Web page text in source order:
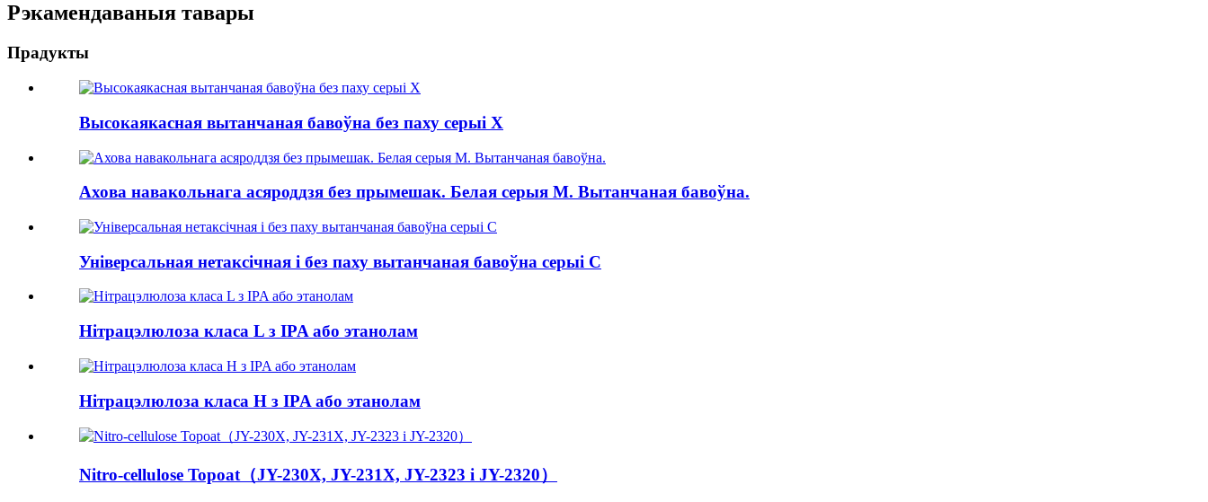
Рэкамендаваныя тавары
Прадукты
Высокаякасная вытанчаная бавоўна без паху серыі X
Ахова навакольнага асяроддзя без прымешак. Белая серыя M. Вытанчаная бавоўна.
Універсальная нетаксічная і без паху вытанчаная бавоўна серыі C
Нітрацэлюлоза класа L з IPA або этанолам
Нітрацэлюлоза класа H з IPA або этанолам
Nitro-cellulose Topoat（JY-230X, JY-231X, JY-2323 і JY-2320）